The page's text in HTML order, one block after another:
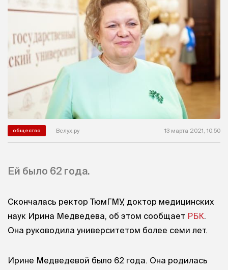
общество Вслух.ру 13 марта 2021, 10:50
Ей было 62 года.
Скончалась ректор ТюмГМУ, доктор медицинских
наук Ирина Медведева, об этом сообщает РБК.
Она руководила университетом более семи лет.
Ирине Медведевой было 62 года. Она родилась